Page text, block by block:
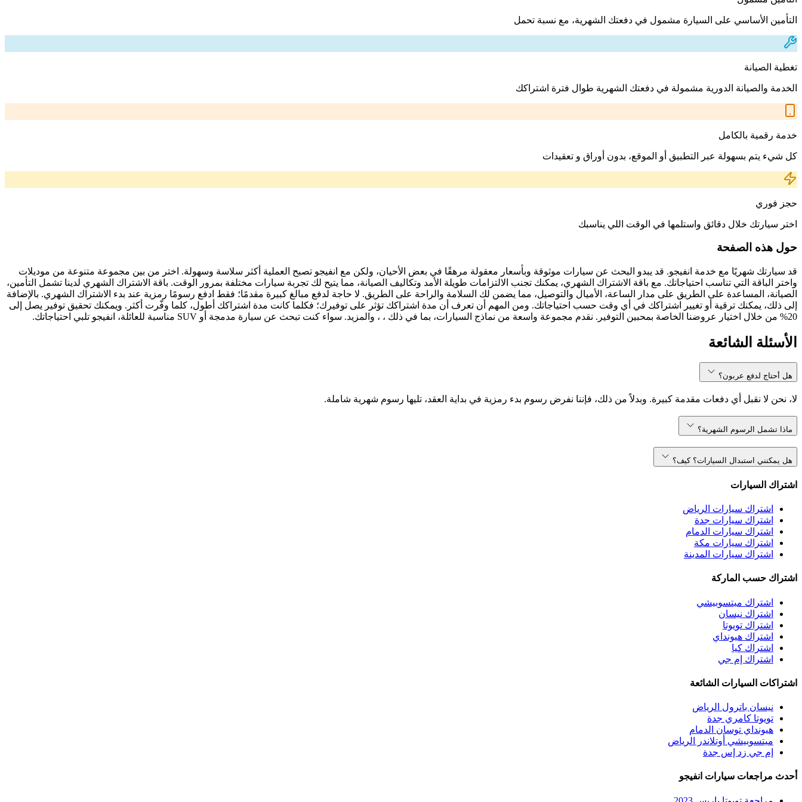
التأمين الأساسي على السيارة مشمول في دفعتك الشهرية، مع نسبة تحمل
تغطية الصيانة
الخدمة والصيانة الدورية مشمولة في دفعتك الشهرية طوال فترة اشتراكك
خدمة رقمية بالكامل
كل شيء يتم بسهولة عبر التطبيق أو الموقع، بدون أوراق و تعقيدات
حجز فوري
اختر سيارتك خلال دقائق واستلمها في الوقت اللي يناسبك
حول هذه الصفحة
قد سيارتك شهريًا مع خدمة انفيجو. قد يبدو البحث عن سيارات موثوقة وبأسعار معقولة مرهقًا في بعض الأحيان، ولكن مع انفيجو تصبح العملية أكثر سلاسة وسهولة. اختر من بين مجموعة متنوعة من موديلات
واختر الباقة التي تناسب احتياجاتك. مع باقة الاشتراك الشهري، يمكنك تجنب الالتزامات طويلة الأمد وتكاليف الصيانة، مما يتيح لك تجربة سيارات مختلفة بمرور الوقت. باقة الاشتراك الشهري لدينا تشمل التأمين،
الصيانة، المساعدة على الطريق على مدار الساعة، الأميال والتوصيل، مما يضمن لك السلامة والراحة على الطريق. لا حاجة لدفع مبالغ كبيرة مقدمًا؛ فقط ادفع رسومًا رمزية عند بدء الاشتراك الشهري. بالإضافة
إلى ذلك، يمكنك ترقية أو تغيير اشتراكك في أي وقت حسب احتياجاتك. ومن المهم أن تعرف أن مدة اشتراكك تؤثر على توفيرك؛ فكلما كانت مدة اشتراكك أطول، كلما وفّرت أكثر. ويمكنك تحقيق توفير يصل إلى
20% من خلال اختيار عروضنا الخاصة بمحبين التوفير. نقدم مجموعة واسعة من نماذج السيارات، بما في ذلك ، ، والمزيد. سواء كنت تبحث عن سيارة مدمجة أو SUV مناسبة للعائلة، انفيجو تلبي احتياجاتك.
الأسئلة الشائعة
هل أحتاج لدفع عربون؟
لا، نحن لا نقبل أي دفعات مقدمة كبيرة. وبدلاً من ذلك، فإننا نفرض رسوم بدء رمزية في بداية العقد، تليها رسوم شهرية شاملة.
ماذا تشمل الرسوم الشهرية؟
هل يمكنني استبدال السيارات؟ كيف؟
اشتراك السيارات
اشتراك سيارات الرياض
اشتراك سيارات جدة
اشتراك سيارات الدمام
اشتراك سيارات مكة
اشتراك سيارات المدينة
اشتراك حسب الماركة
اشتراك ميتسوبيشي
اشتراك نيسان
اشتراك تويوتا
اشتراك هيونداي
اشتراك كيا
اشتراك إم جي
اشتراكات السيارات الشائعة
نيسان باترول الرياض
تويوتا كامري جدة
هيونداي توسان الدمام
ميتسوبيشي أوتلاندر الرياض
إم جي زد إس جدة
أحدث مراجعات سيارات انفيجو